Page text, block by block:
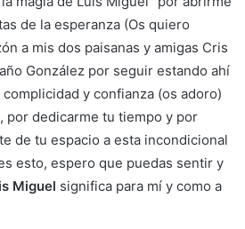
de la esperanza (Os quiero
a mis dos paisanas y amigas Cris
González por seguir estando ahí
y confianza (os adoro)
por dedicarme tu tiempo y por
de tu espacio a esta incondicional
esto, espero que puedas sentir y
Miguel significa para mí y como a